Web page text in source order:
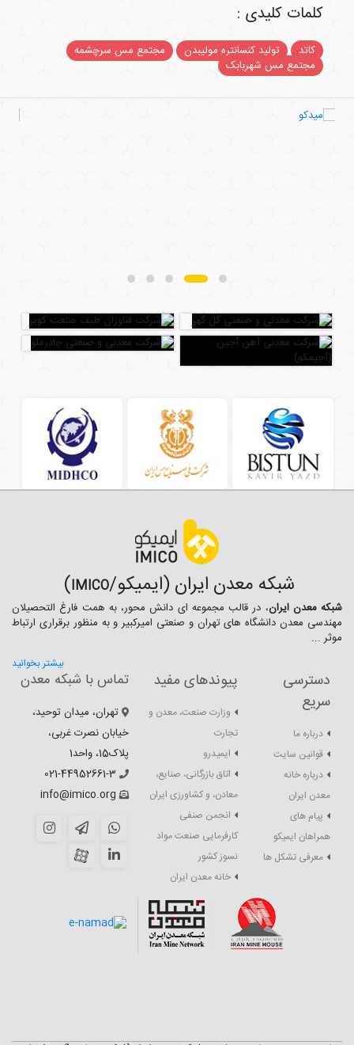
کلمات کلیدی :
کاتد تولید کنسانتره مولیبدن
مجتمع مس سرچشمه
مجتمع مس شهربابک
شبکه معدن ایران (ایمیکو/IMICO
)
شبکه معدن ایران، در قالب مجموعه ای دانش محور، به همت فارغ­ التحصیلان
مهندسی معدن دانشگاه ­های تهران و صنعتی امیرکبیر و به منظور برقراری ارتباط
موثر ...
بیشتر بخوانید
دسترسی
سریع
درباره ما
قوانین سایت
درباره خانه
معدن ایران
پیام های
همراهان ایمیکو
معرفی تشکل ها
پیوندهای مفید
وزارت صنعت، معدن و
تجارت
ایمیدرو
اتاق بازرگانی، صنایع،
معادن، و کشاورزی ایران
انجمن صنفی
کارفرمایی صنعت مواد
نسوز کشور
خانه معدن ایران
تماس با شبکه معدن
تهران، میدان توحید،
خیابان نصرت غربی،
پلاک15، واحد1
021-44952661-3
info@imico.org